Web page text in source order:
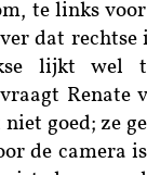
te links
dat rechtse
lijkt wel
vraagt Renate
goed; ze
de camera